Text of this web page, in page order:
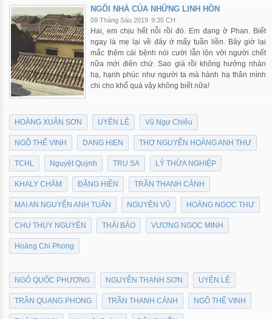
NGÔI NHÀ CỦA NHỮNG LINH HỒN
09 Tháng Sáu 2019 9:35 CH
Hai, em chịu hết nỗi rồi đó. Em đang ở Phan. Biết
ngay là mẹ lại về đây ở mấy tuần liền. Bây giờ lại
mắc thêm cái bệnh nói cười lẫn lộn với người chết
nữa mới điên chứ. Sao già rồi không hưởng nhàn
hạ, hạnh phúc như người ta mà hành hạ thân mình
chi cho khổ quá vậy không biết nữa!
HOÀNG XUÂN SƠN UYÊN LÊ Vũ Ngự Chiêu
NGÔ THẾ VINH DANG HIEN THƠ NGUYỄN HOÀNG ANH THƯ
TCHL Nguyệt Quỳnh TRU SA LÝ THỪA NGHIỆP
KHALY CHÀM ĐẶNG HIỀN TRẦN THANH CẢNH
MAI AN NGUYỄN ANH TUẤN NGUYÊN VŨ HOÀNG NGỌC THƯ
CHU THỤY NGUYÊN THÁI BẢO VƯƠNG NGỌC MINH
Hoàng Chi Phong
NGÔ QUỐC PHƯƠNG NGUYỄN THANH SƠN UYÊN LÊ
TRẦN QUANG PHONG TRẦN THANH CẢNH NGÔ THẾ VINH